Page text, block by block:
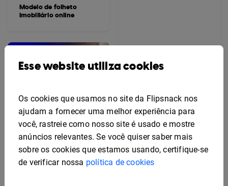
Modelo de folheto
imobiliário online
Esse website utiliza cookies
Os cookies que usamos no site da Flipsnack nos
ajudam a fornecer uma melhor experiência para
você, rastreie como nosso site é usado e mostre
anúncios relevantes. Se você quiser saber mais
sobre os cookies que estamos usando, certifique-se
de verificar nossa política de cookies